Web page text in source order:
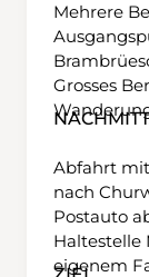
Mehrere
Grosses
Abfahrt
nach
Postauto
Haltestelle
eigenem